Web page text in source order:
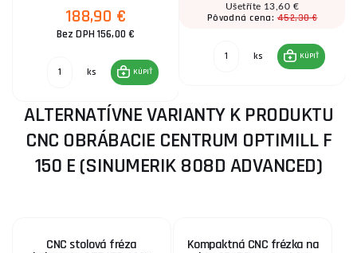
188,90 €
Bez DPH 156,00 €
ks KÚPIŤ
Ušetříte 13,60 €
Pôvodná cena:452,30 €
ks KÚPIŤ
ALTERNATÍVNE VARIANTY K PRODUKTU
CNC OBRÁBACIE CENTRUM OPTIMILL F
150 E (SINUMERIK 808D ADVANCED)
CNC stolová fréza Kompaktná CNC frézka na